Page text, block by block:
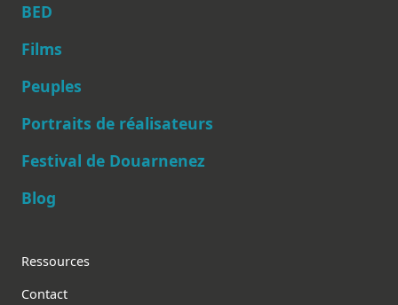
Main navigation
BED
Films
Peuples
Portraits de réalisateurs
Festival de Douarnenez
Blog
Footer
Ressources
Contact